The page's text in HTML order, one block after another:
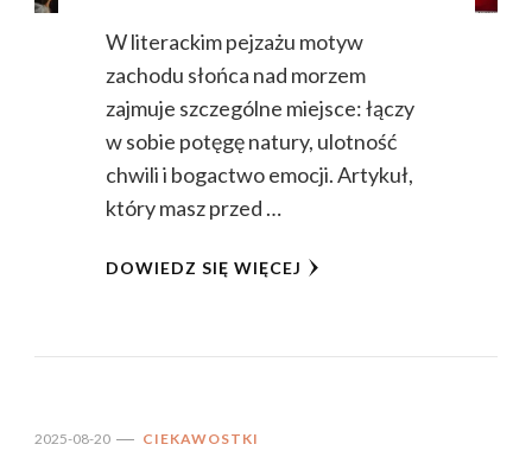
W literackim pejzażu motyw
zachodu słońca nad morzem
zajmuje szczególne miejsce: łączy
w sobie potęgę natury, ulotność
chwili i bogactwo emocji. Artykuł,
który masz przed …
DOWIEDZ SIĘ WIĘCEJ
2025-08-20 CIEKAWOSTKI